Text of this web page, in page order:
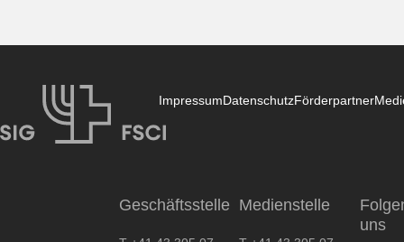
ImpressumDatenschutzFörderpartner
Geschäftsstelle Medienstelle
uns